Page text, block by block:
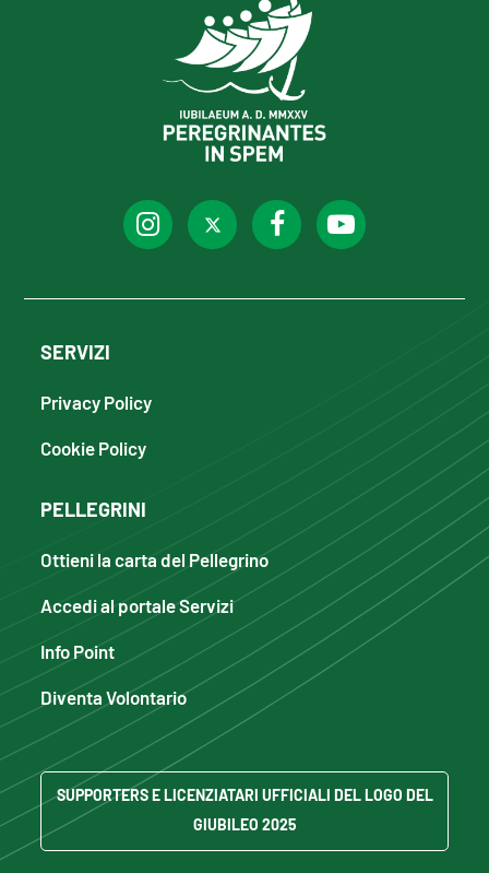
SERVIZI
Privacy Policy
Cookie Policy
PELLEGRINI
Ottieni la carta del Pellegrino
Accedi al portale Servizi
Info Point
Diventa Volontario
SUPPORTERS E LICENZIATARI UFFICIALI DEL LOGO DEL
GIUBILEO 2025